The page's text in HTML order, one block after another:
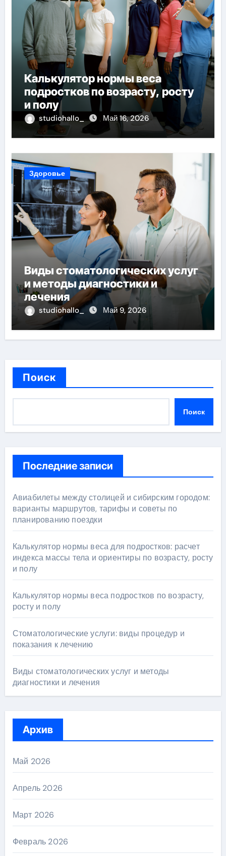
Калькулятор нормы веса
подростков по возрасту, росту
и полу
studiohallo_ Май 16, 2026
Здоровье
Виды стоматологических услуг
и методы диагностики и
лечения
studiohallo_ Май 9, 2026
Поиск
Поиск
Последние записи
Авиабилеты между столицей и сибирским городом:
варианты маршрутов, тарифы и советы по
планированию поездки
Калькулятор нормы веса для подростков: расчет
индекса массы тела и ориентиры по возрасту, росту
и полу
Калькулятор нормы веса подростков по возрасту,
росту и полу
Стоматологические услуги: виды процедур и
показания к лечению
Виды стоматологических услуг и методы
диагностики и лечения
Архив
Май 2026
Апрель 2026
Март 2026
Февраль 2026